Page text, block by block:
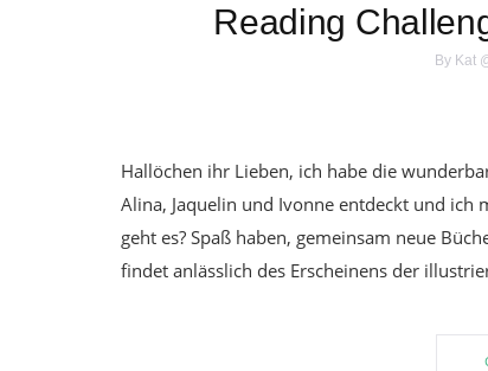
Reading
By Kat
Hallöchen ihr Lieben, ich habe die
Alina, Jaquelin und Ivonne entdeckt und ich
geht es? Spaß haben, gemeinsam neue
findet anlässlich des Erscheinens der